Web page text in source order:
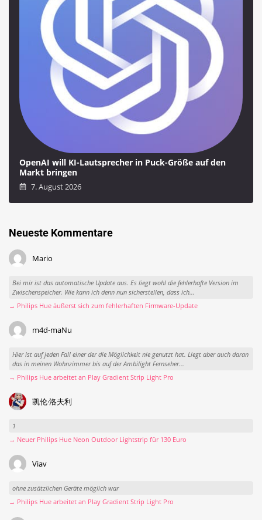
OpenAI will KI-Lautsprecher in Puck-Größe auf den
Markt bringen
7. August 2026
Neueste Kommentare
Mario
Bei mir ist das automatische Update aus. Es liegt wohl die fehlerhafte Version im
Zwischenspeicher. Wie kann ich denn nun sicherstellen, dass ich...
→ Philips Hue äußerst sich zum fehlerhaften Firmware-Update
m4d-maNu
Hier ist auf jeden Fall einer der die Möglichkeit nie genutzt hat. Liegt aber auch daran
das in meinen Wohnzimmer bis auf der Ambilight Fernseher...
→ Philips Hue arbeitet an Play Gradient Strip Light Pro
凯伦·洛夫利
1
→ Neuer Philips Hue Neon Outdoor Lightstrip für 130 Euro
Viav
ohne zusätzlichen Geräte möglich war
→ Philips Hue arbeitet an Play Gradient Strip Light Pro